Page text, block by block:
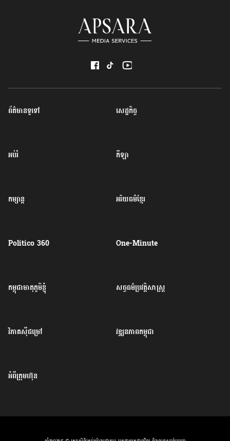
ព័ត៌មានទូទៅ សេដ្ឋកិច្ច
អប់រំ កីឡា
កម្សាន្ត អរិយធម៌ខ្មែរ
Politico 360 One-Minute
កម្ពុជាមាតុភូមិខ្ញុំ សច្ចធម៌ប្រវត្តិសាស្ត្រ
វិភាគសុីជម្រៅ វឌ្ឍនភាពកម្ពុជា
អំពីក្រុមហ៊ុន